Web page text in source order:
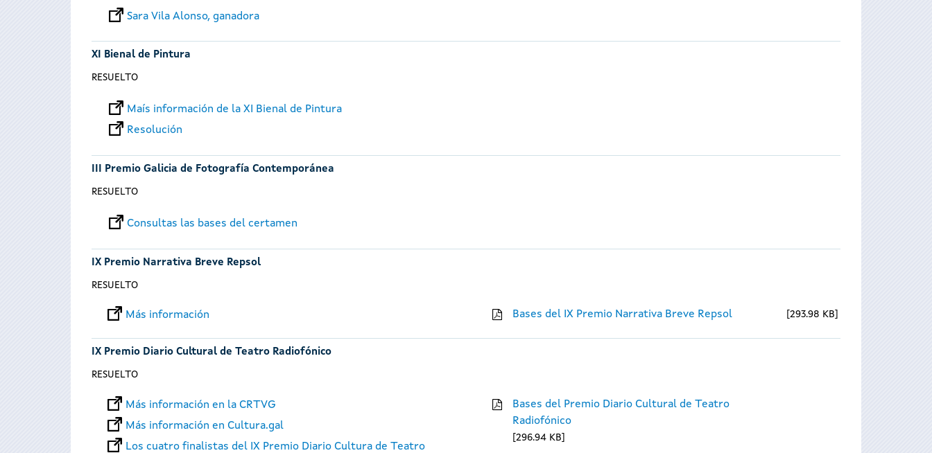
Sara Vila Alonso, ganadora
XI Bienal de Pintura
RESUELTO
Maís información de la XI Bienal de Pintura
Resolución
III Premio Galicia de Fotografía Contemporánea
RESUELTO
Consultas las bases del certamen
IX Premio Narrativa Breve Repsol
RESUELTO
Más información Bases del IX Premio Narrativa Breve Repsol 293.98 KB
IX Premio Diario Cultural de Teatro Radiofónico
RESUELTO
Más información en la CRTVG
Más información en Cultura.gal
Los cuatro finalistas del IX Premio Diario Cultura de Teatro
Bases del Premio Diario Cultural de Teatro
Radiofónico
296.94 KB